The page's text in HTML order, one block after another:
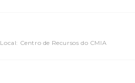
Local: Centro de Recursos do CMIA